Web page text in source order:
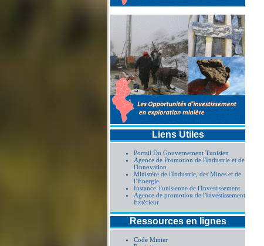
Liens Utiles
Portail Du Gouvernement Tunisien
Agence de Promotion de l'Industrie et de
l'Innovation
Ministère de l'Industrie, des Mines et de
l’Energie
Instance Tunisienne de l'Investissement
Agence de promotion de l'Investissement
Extérieur
Ressources en lignes
Code Minier